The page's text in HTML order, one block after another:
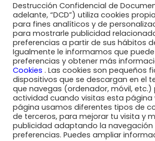
🏛️ La autoridad francesa de
impuesto una multa a Google por no
claramente a… twitter.com/i/
8 years ago
El#RGPDintrodujo en España la
Delegado de Protección de Datos y
ha reforzado.…twitter.com/i/
8 years ago
Destrucción Confidencial de
adelante, “DCD”) utiliza cookies
para fines analíticos y de
para mostrarle publicidad
preferencias a partir de sus hábitos
Igualmente le informamos que
preferencias y obtener más
Cookies . Las cookies son pequeños
dispositivos que se descargan en el
que navegas (ordenador, móvil, etc.)
actividad cuando visitas esta página
página usamos diferentes tipos de
de terceros, para mejorar tu visita y
publicidad adaptando la navegación
preferencias. Puedes ampliar